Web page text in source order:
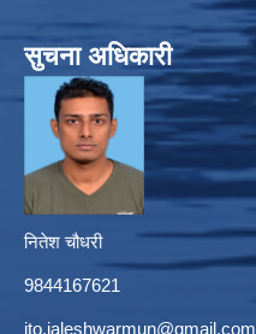
सुचना अधिकारी
नितेश चौधरी
9844167621
ito.jaleshwarmun@gmail.com